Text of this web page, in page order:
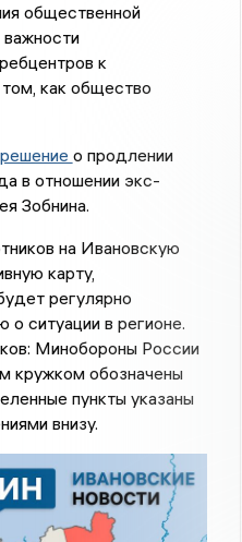
общественной
важности
к
как общество
о продлении
в отношении экс-
Зобнина.
на Ивановскую
карту,
регулярно
ситуации в регионе.
Минобороны России
кружком обозначены
пункты указаны
внизу.